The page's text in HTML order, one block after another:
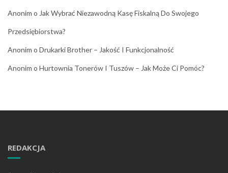
Anonim o Jak Wybrać Niezawodną Kasę Fiskalną Do Swojego
Przedsiębiorstwa?
Anonim o Drukarki Brother – Jakość I Funkcjonalność
Anonim o Hurtownia Tonerów I Tuszów – Jak Może Ci Pomóc?
REDAKCJA